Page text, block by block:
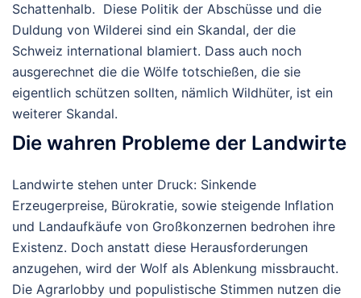
Schattenhalb. Diese Politik der Abschüsse und die
Duldung von Wilderei sind ein Skandal, der die
Schweiz international blamiert. Dass auch noch
ausgerechnet die die Wölfe totschießen, die sie
eigentlich schützen sollten, nämlich Wildhüter, ist ein
weiterer Skandal.
Die wahren Probleme der Landwirte
Landwirte stehen unter Druck: Sinkende
Erzeugerpreise, Bürokratie, sowie steigende Inflation
und Landaufkäufe von Großkonzernen bedrohen ihre
Existenz. Doch anstatt diese Herausforderungen
anzugehen, wird der Wolf als Ablenkung missbraucht.
Die Agrarlobby und populistische Stimmen nutzen die